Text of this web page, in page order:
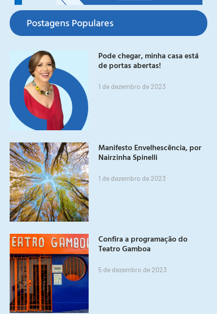
Postagens Populares
Pode chegar, minha casa está
de portas abertas!
1 de dezembro de 2023
Manifesto Envelhescência, por
Nairzinha Spinelli
1 de dezembro de 2023
Confira a programação do
Teatro Gamboa
5 de dezembro de 2023